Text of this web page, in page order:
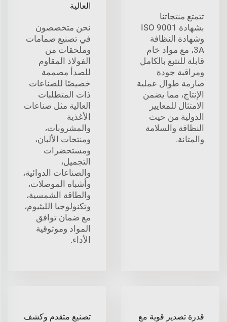
تتمتع منتجاتنا
بشهادة ISO 9001
وشهادة النظافة
3A، مع مواد خام
قابلة للتتبع بالكامل
ومراقبة جودة
صارمة طوال عملية
الإنتاج، مما يضمن
الامتثال للمعايير
الدولية من حيث
النظافة والسلامة
والمتانة.
العالية
نحن متخصصون
في تصنيع صمامات
وملحقات من
الفولاذ المقاوم
للصدأ مصممة
خصيصًا للصناعات
ذات المتطلبات
العالية مثل صناعات
الأغذية
والمشروبات،
ومنتجات الألبان،
ومستحضرات
التجميل،
والصناعات الدوائية،
وأشباه الموصلات،
والطاقة الشمسية،
وتكنولوجيا الليثيوم،
مع ضمان توافق
المواد وموثوقية
الأداء.
قدرة تصدير قوية مع
تصنيع متقدم وكشف